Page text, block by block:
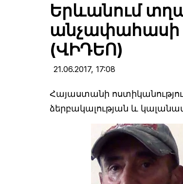
Երևանում
անչափահասի
(ՎԻԴԵՈ)
21.06.2017, 17:08
Հայաստանի
ձերբակալության և